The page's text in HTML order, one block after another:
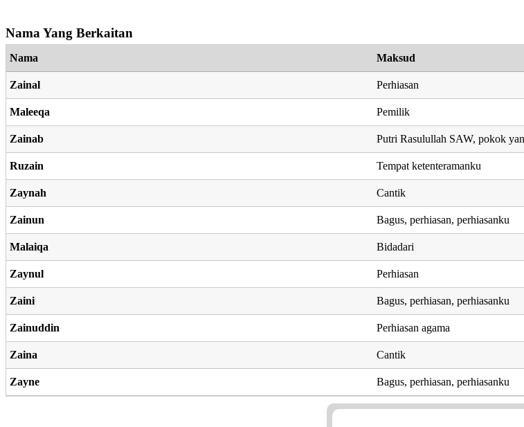
Nama Yang Berkaitan
Nama Maksud
Zainal Perhiasan
Maleeqa Pemilik
Zainab Putri Rasulullah SAW, pokok
Ruzain Tempat ketenteramanku
Zaynah Cantik
Zainun Bagus, perhiasan, perhiasanku
Malaiqa Bidadari
Zaynul Perhiasan
Zaini Bagus, perhiasan, perhiasanku
Zainuddin Perhiasan agama
Zaina Cantik
Zayne Bagus, perhiasan, perhiasanku